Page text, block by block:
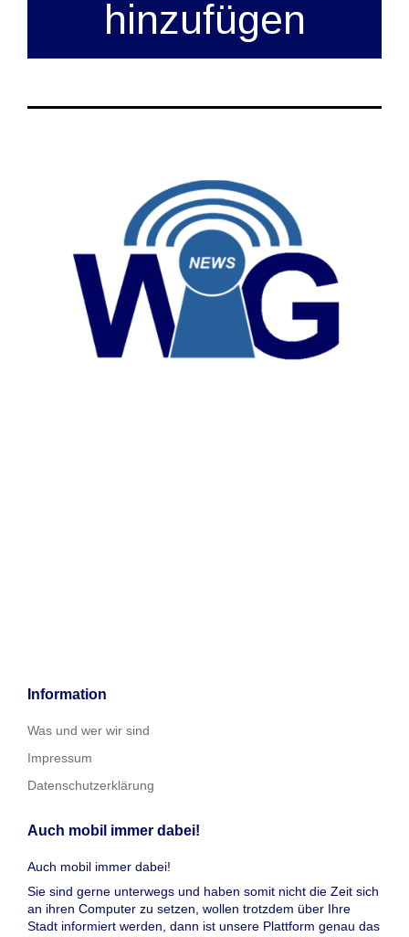
hinzufügen
Information
Was und wer wir sind
Impressum
Datenschutzerklärung
Auch mobil immer dabei!
Auch mobil immer dabei!
Sie sind gerne unterwegs und haben somit nicht die Zeit sich
an ihren Computer zu setzen, wollen trotzdem über Ihre
Stadt informiert werden, dann ist unsere Plattform genau das